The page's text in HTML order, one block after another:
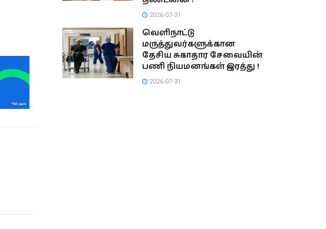
2026-07-31
வெளிநாட்டு
மருத்துவர்களுக்கான
தேசிய சுகாதார சேவையின்
பணி நியமனங்கள் இரத்து !
2026-07-31